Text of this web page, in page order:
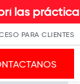
e
PARA CLIENTES